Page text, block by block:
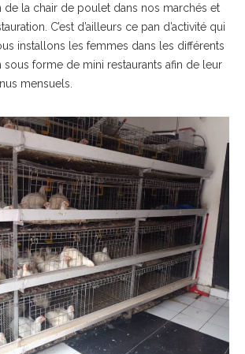
de la chair de poulet dans nos marchés et
C’est d’ailleurs ce pan d’activité qui
installons les femmes dans les différents
sous forme de mini restaurants afin de leur
mensuels.